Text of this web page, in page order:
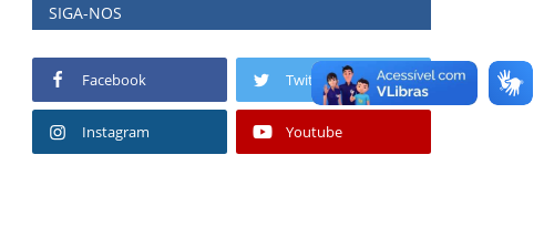
SIGA-NOS
Facebook Twitter
Instagram Youtube